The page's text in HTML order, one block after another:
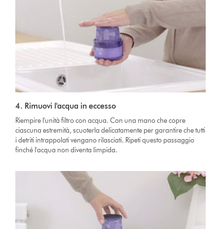
4. Rimuovi l'acqua in eccesso
Riempire l'unità filtro con acqua. Con una mano che copre
ciascuna estremità, scuoterla delicatamente per garantire che tutti
i detriti intrappolati vengano rilasciati. Ripeti questo passaggio
finché l'acqua non diventa limpida.